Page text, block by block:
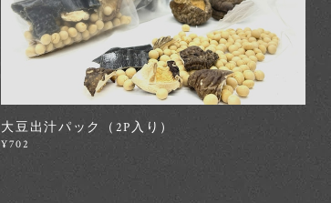
大豆出汁パック（2P入り）
¥702